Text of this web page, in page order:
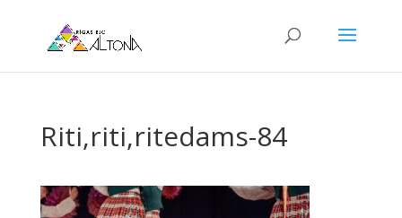
Riti,riti,ritedams-84